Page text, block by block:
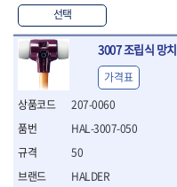
- 조줄세트
- 판금줄홀더
- 줄
공구함.공구집
- 공구함
- 플라스틱이동공구함
- 공구통
- 기타공구
선택
3007 조립식 망치
207-0060
HALDER
HAL-3007-050
50
가격표